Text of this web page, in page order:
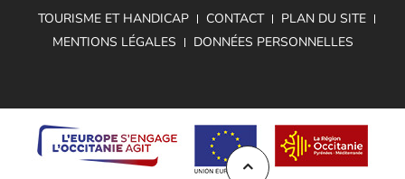
TOURISME ET HANDICAP CONTACT
PLAN DU SITE
MENTIONS LÉGALES
DONNÉES PERSONNELLES